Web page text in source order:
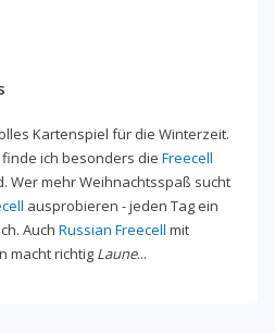
Kartenspiel für die Winterzeit.
ich besonders die Freecell
Wer mehr Weihnachtsspaß sucht
ausprobieren - jeden Tag ein
Auch Russian Freecell mit
macht richtig Laune...